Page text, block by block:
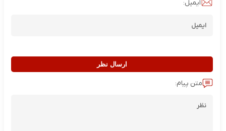
ایمیل:
ارسال نظر
متن پیام: